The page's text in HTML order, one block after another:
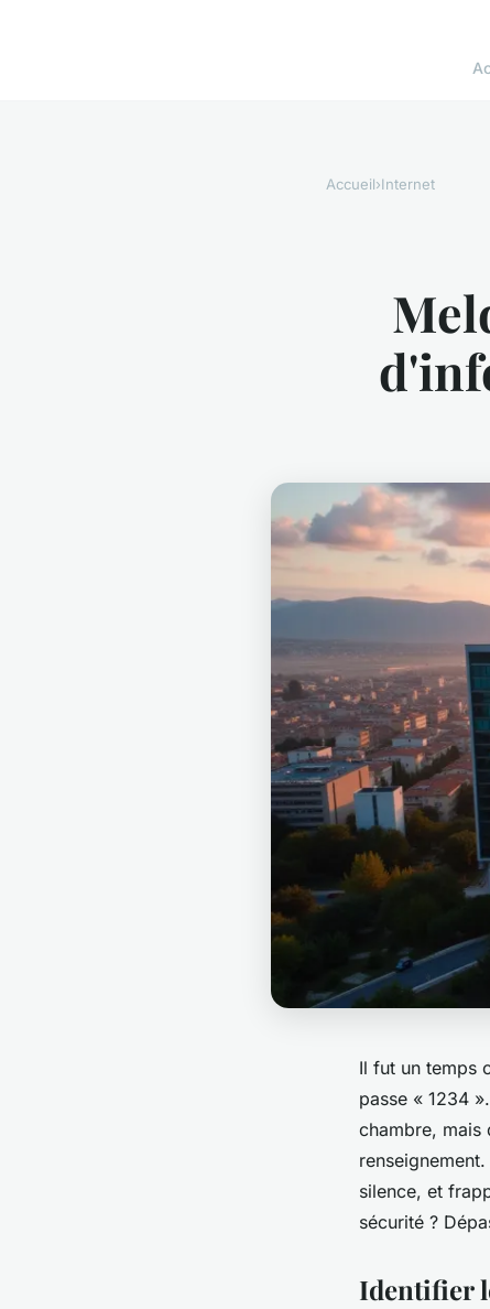
Accueil›Internet
Il fut un temps
passe « 1234
chambre, mais
silence, et
sécurité ?
Identifier